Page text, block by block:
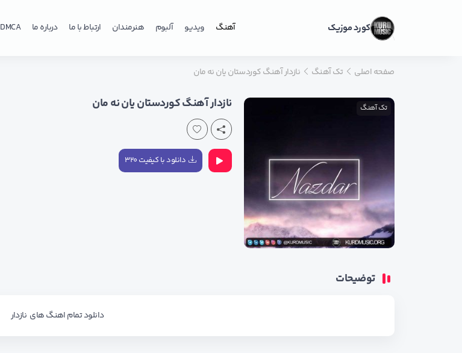
کورد موزیک آهنگ ویدیو آلبوم هنرمندان ارتباط با ما درباره ما DMCA
صفحه اصلی تک آهنگ نازدار آهنگ کوردستان یان نه مان
تک آهنگ نازدار آهنگ کوردستان یان نه مان
دانلود با کیفیت ۳۲۰
توضیحات
دانلود تمام اهنگ های نازدار